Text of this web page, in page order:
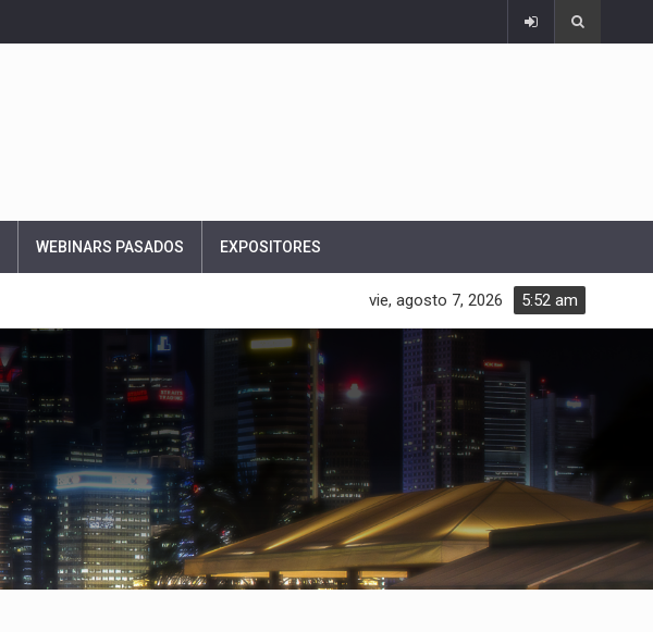
WEBINARS PASADOS EXPOSITORES
5:52 am
vie, agosto 7, 2026